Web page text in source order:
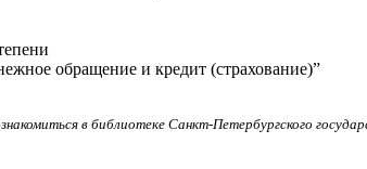
обращение и кредит (страхование)”
в библиотеке Санкт-Петербургского